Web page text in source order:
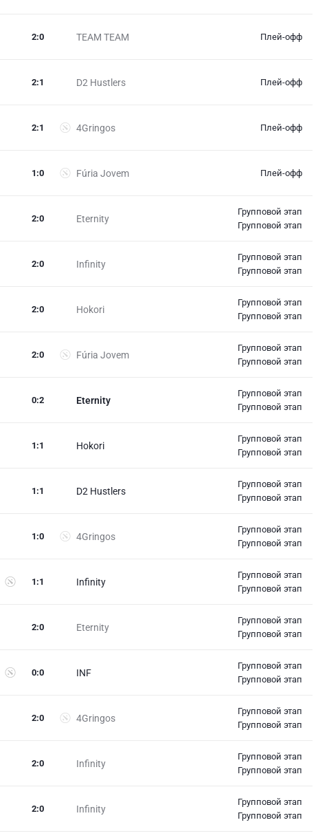
TEAM TEAM
2:0 Плей-офф
D2 Hustlers
2:1 Плей-офф
4Gringos
2:1 Плей-офф
Fúria Jovem
1 :0 Плей-офф
Eternity
2:0
Групповой этап
Групповой этап
Infinity
2:0
Групповой этап
Групповой этап
Hokori
2:0
Групповой этап
Групповой этап
Fúria Jovem
2:0
Групповой этап
Групповой этап
Eternity
0:2
Групповой этап
Групповой этап
Hokori
1 :1
Групповой этап
Групповой этап
D2 Hustlers
1 :1
Групповой этап
Групповой этап
4Gringos
1 :0
Групповой этап
Групповой этап
Infinity
1 :1
Групповой этап
Групповой этап
Eternity
2:0
Групповой этап
Групповой этап
INF
0:0
Групповой этап
Групповой этап
4Gringos
2:0
Групповой этап
Групповой этап
Infinity
2:0
Групповой этап
Групповой этап
Infinity
2:0
Групповой этап
Групповой этап